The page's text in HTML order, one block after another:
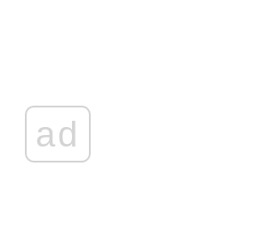
ad